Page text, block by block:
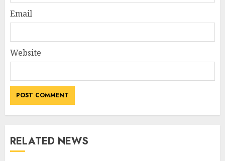
Email
Website
RELATED NEWS